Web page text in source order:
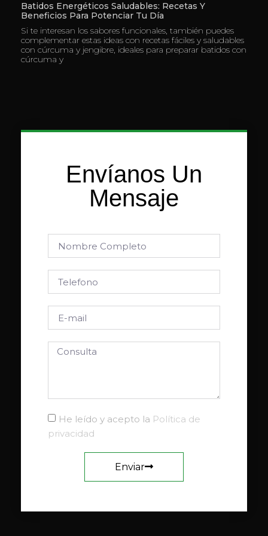
Batidos Energéticos Saludables: Recetas Y
Beneficios Para Potenciar Tu Día
Si te interesan los sabores funcionales, también puedes
complementar estas ideas con recetas fáciles y saludables
con cúrcuma y jengibre, ideales para preparar batidos con
cúrcuma y
Envíanos Un
Mensaje
He leído y acepto la Política de
privacidad
Enviar